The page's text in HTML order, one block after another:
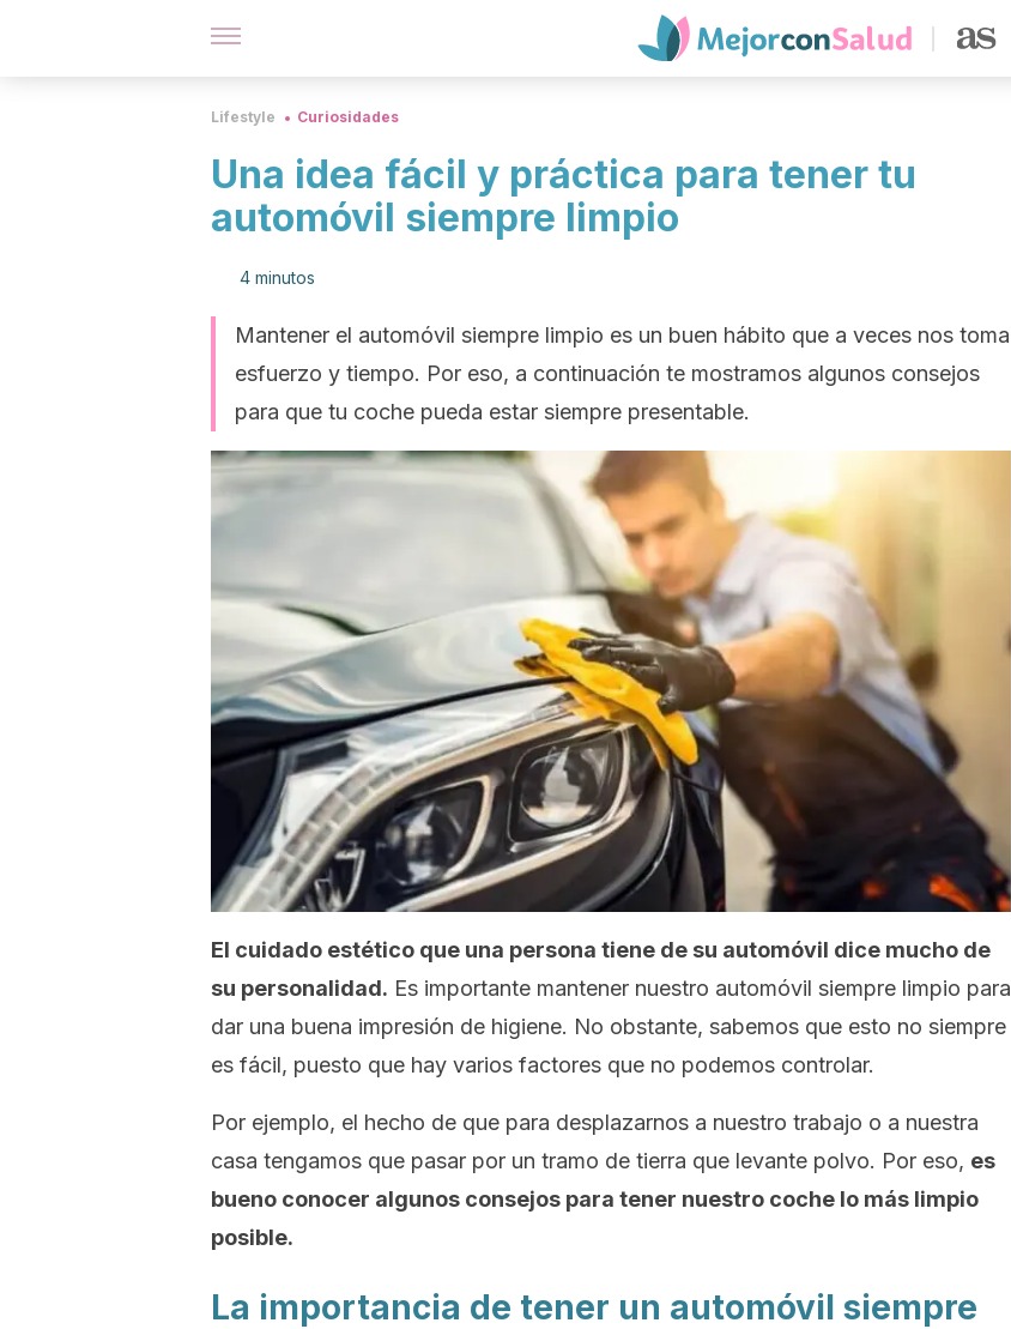
Lifestyle Curiosidades
Una idea fácil y práctica para tener tu
automóvil siempre limpio
4 minutos
Mantener el automóvil siempre limpio es un buen hábito que a veces nos toma
esfuerzo y tiempo. Por eso, a continuación te mostramos algunos consejos
para que tu coche pueda estar siempre presentable.
El cuidado estético que una persona tiene de su automóvil dice mucho de
su personalidad. Es importante mantener nuestro automóvil siempre limpio para
dar una buena impresión de higiene. No obstante, sabemos que esto no siempre
es fácil, puesto que hay varios factores que no podemos controlar.
Por ejemplo, el hecho de que para desplazarnos a nuestro trabajo o a nuestra
casa tengamos que pasar por un tramo de tierra que levante polvo. Por eso, es
bueno conocer algunos consejos para tener nuestro coche lo más limpio
posible.
La importancia de tener un automóvil siempre